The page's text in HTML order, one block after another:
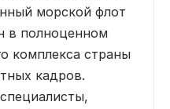
морской флот
в полноценном
комплекса страны
кадров.